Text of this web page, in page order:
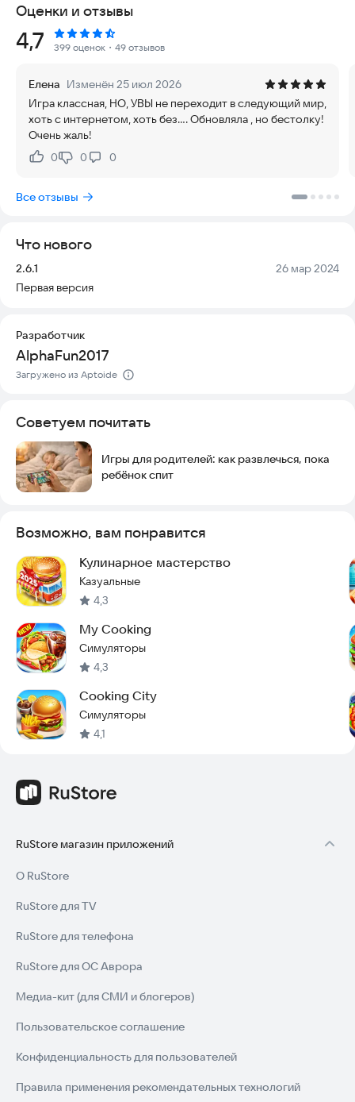
недостаточно? Тогда эта игра создана специально для тебя.
Ты будешь предлагать вкусные блюда голодным клиентам в
удивительных ресторанах в быстром темпе. Никакие задания
не останутся невыполненными.
Попробуй игру прямо сейчас и докажи, что ты лучший!
Оценки и отзывы
Рейтинг:
4,7 399 оценок ・49 отзывов
Елена Изменён 25 июл 2026
Игра классная, НО, УВЫ не переходит в следующий мир,
хоть с интернетом, хоть без.... Обновляла , но бестолку!
Очень жаль!
Нравится:
0Не нравится:
0 0
Все отзывы
Что нового
Версия:
2.6.1 Дата:
26 мар 2024
Первая версия
Разработчик
AlphaFun2017
Загружено из Aptoide
Советуем почитать
Игры для родителей: как развлечься, пока
ребёнок спит
Возможно, вам понравится
Кулинарное мастерство
Казуальные
4,3
My Cooking
Симуляторы
4,3
Cooking City
Симуляторы
4,1
RuStore магазин приложений
О RuStore
RuStore для TV
RuStore для телефона
RuStore для ОС Аврора
Медиа-кит (для СМИ и блогеров)
Пользовательское соглашение
Конфиденциальность для пользователей
Правила применения рекомендательных технологий